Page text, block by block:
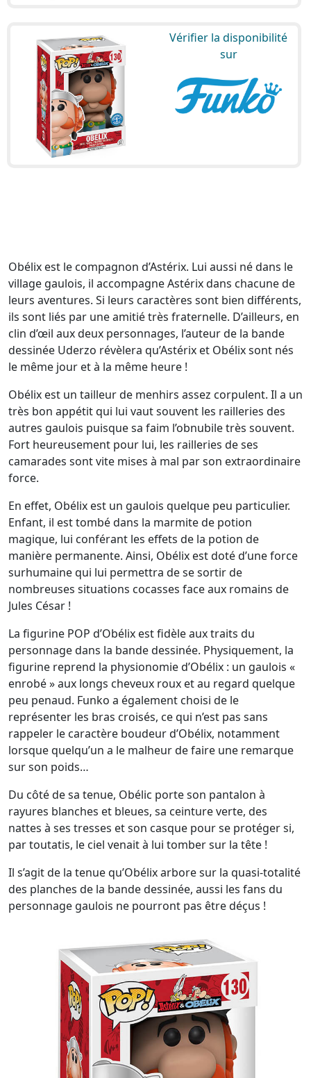
Vérifier la disponibilité
sur
Obélix est le compagnon d’Astérix. Lui aussi né dans le
village gaulois, il accompagne Astérix dans chacune de
leurs aventures. Si leurs caractères sont bien différents,
ils sont liés par une amitié très fraternelle. D’ailleurs, en
clin d’œil aux deux personnages, l’auteur de la bande
dessinée Uderzo révèlera qu’Astérix et Obélix sont nés
le même jour et à la même heure !
Obélix est un tailleur de menhirs assez corpulent. Il a un
très bon appétit qui lui vaut souvent les railleries des
autres gaulois puisque sa faim l’obnubile très souvent.
Fort heureusement pour lui, les railleries de ses
camarades sont vite mises à mal par son extraordinaire
force.
En effet, Obélix est un gaulois quelque peu particulier.
Enfant, il est tombé dans la marmite de potion
magique, lui conférant les effets de la potion de
manière permanente. Ainsi, Obélix est doté d’une force
surhumaine qui lui permettra de se sortir de
nombreuses situations cocasses face aux romains de
Jules César !
La figurine POP d’Obélix est fidèle aux traits du
personnage dans la bande dessinée. Physiquement, la
figurine reprend la physionomie d’Obélix : un gaulois «
enrobé » aux longs cheveux roux et au regard quelque
peu penaud. Funko a également choisi de le
représenter les bras croisés, ce qui n’est pas sans
rappeler le caractère boudeur d’Obélix, notamment
lorsque quelqu’un a le malheur de faire une remarque
sur son poids…
Du côté de sa tenue, Obélic porte son pantalon à
rayures blanches et bleues, sa ceinture verte, des
nattes à ses tresses et son casque pour se protéger si,
par toutatis, le ciel venait à lui tomber sur la tête !
Il s’agit de la tenue qu’Obélix arbore sur la quasi-totalité
des planches de la bande dessinée, aussi les fans du
personnage gaulois ne pourront pas être déçus !